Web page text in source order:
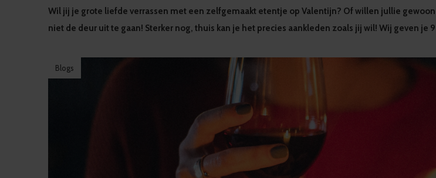
Wil jij je grote liefde verrassen met een zelfgemaakt etentje op Valentijn? Of willen jullie
niet de deur uit te gaan! Sterker nog, thuis kan je het precies aankleden zoals jij wil! Wij geven je
Blogs